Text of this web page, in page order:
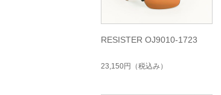
RESISTER OJ9010-1723
23,150円 （税込み）